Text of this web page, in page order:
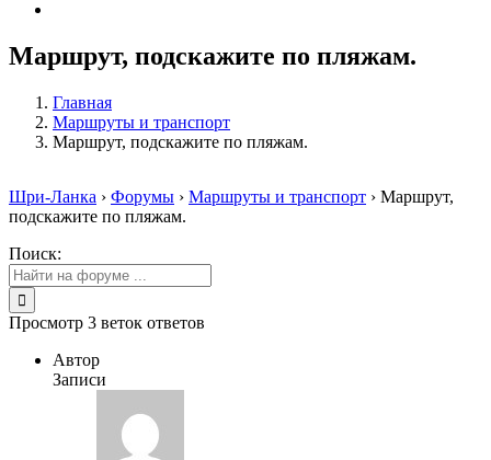
Маршрут, подскажите по пляжам.
Главная
Маршруты и транспорт
Маршрут, подскажите по пляжам.
Шри-Ланка › Форумы › Маршруты и транспорт › Маршрут,
подскажите по пляжам.
Поиск:
Просмотр 3 веток ответов
Автор
Записи